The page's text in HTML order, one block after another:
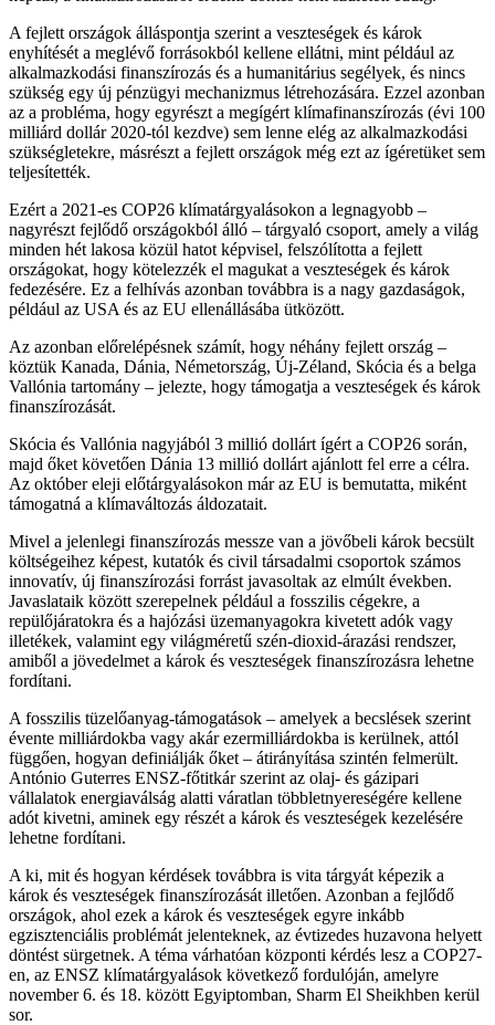
A fejlett országok álláspontja szerint a veszteségek és károk
enyhítését a meglévő forrásokból kellene ellátni, mint például az
alkalmazkodási finanszírozás és a humanitárius segélyek, és nincs
szükség egy új pénzügyi mechanizmus létrehozására. Ezzel azonban
az a probléma, hogy egyrészt a megígért klímafinanszírozás (évi 100
milliárd dollár 2020-tól kezdve) sem lenne elég az alkalmazkodási
szükségletekre, másrészt a fejlett országok még ezt az ígéretüket sem
teljesítették.
Ezért a 2021-es COP26 klímatárgyalásokon a legnagyobb –
nagyrészt fejlődő országokból álló – tárgyaló csoport, amely a világ
minden hét lakosa közül hatot képvisel, felszólította a fejlett
országokat, hogy kötelezzék el magukat a veszteségek és károk
fedezésére. Ez a felhívás azonban továbbra is a nagy gazdaságok,
például az USA és az EU ellenállásába ütközött.
Az azonban előrelépésnek számít, hogy néhány fejlett ország –
köztük Kanada, Dánia, Németország, Új-Zéland, Skócia és a belga
Vallónia tartomány – jelezte, hogy támogatja a veszteségek és károk
finanszírozását.
Skócia és Vallónia nagyjából 3 millió dollárt ígért a COP26 során,
majd őket követően Dánia 13 millió dollárt ajánlott fel erre a célra.
Az október eleji előtárgyalásokon már az EU is bemutatta, miként
támogatná a klímaváltozás áldozatait.
Mivel a jelenlegi finanszírozás messze van a jövőbeli károk becsült
költségeihez képest, kutatók és civil társadalmi csoportok számos
innovatív, új finanszírozási forrást javasoltak az elmúlt években.
Javaslataik között szerepelnek például a fosszilis cégekre, a
repülőjáratokra és a hajózási üzemanyagokra kivetett adók vagy
illetékek, valamint egy világméretű szén-dioxid-árazási rendszer,
amiből a jövedelmet a károk és veszteségek finanszírozásra lehetne
fordítani.
A fosszilis tüzelőanyag-támogatások – amelyek a becslések szerint
évente milliárdokba vagy akár ezermilliárdokba is kerülnek, attól
függően, hogyan definiálják őket – átirányítása szintén felmerült.
António Guterres ENSZ-főtitkár szerint az olaj- és gázipari
vállalatok energiaválság alatti váratlan többletnyereségére kellene
adót kivetni, aminek egy részét a károk és veszteségek kezelésére
lehetne fordítani.
A ki, mit és hogyan kérdések továbbra is vita tárgyát képezik a
károk és veszteségek finanszírozását illetően. Azonban a fejlődő
országok, ahol ezek a károk és veszteségek egyre inkább
egzisztenciális problémát jelenteknek, az évtizedes huzavona helyett
döntést sürgetnek. A téma várhatóan központi kérdés lesz a COP27-
en, az ENSZ klímatárgyalások következő fordulóján, amelyre
november 6. és 18. között Egyiptomban, Sharm El Sheikhben kerül
sor.